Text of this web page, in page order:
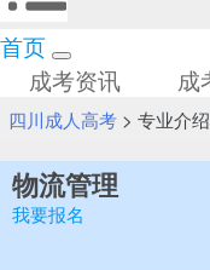
首页
成考资讯
成
四川成人高考> 专业介绍
物流管理
我要报名